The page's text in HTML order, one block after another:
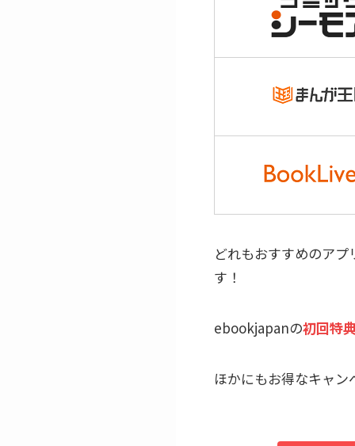
どれもおすすめのア
す！
ebookjapanの初回特
ほかにもお得なキャ